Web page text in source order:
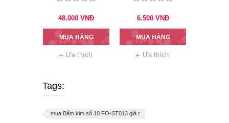
48.000 VNĐ
MUA HÀNG
Ưa thích
6.500 VNĐ
MUA HÀNG
Ưa thích
Tags:
mua Bấm kim số 10 FO-ST013 giá r